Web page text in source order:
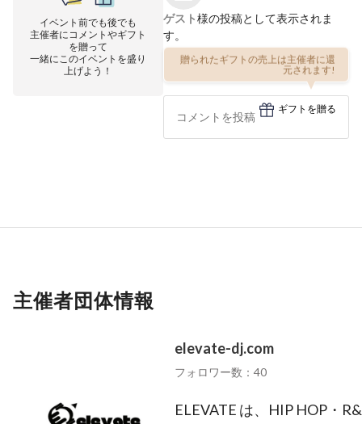
イベント前でも後でも
主催者にコメントやギフト
を贈って
一緒にこのイベントを盛り
上げよう！
ゲスト様の投稿として表示されま
す。
贈られたギフトの売上は主催者に還
元されます!
ギフトを贈る
主催者団体情報
elevate-dj.com
フォロワー数：40
ELEVATE は、HIP HOP・